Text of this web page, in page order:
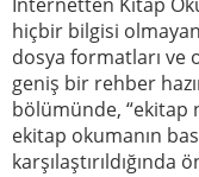
hiçbir bilgisi
dosya formatları ve
geniş bir rehber
bölümünde, “ekitap
ekitap okumanın